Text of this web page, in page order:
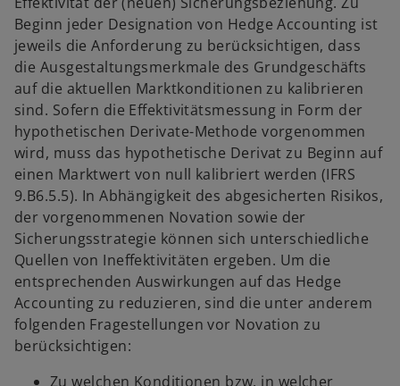
Beginn jeder Designation von Hedge Accounting ist
jeweils die Anforderung zu berücksichtigen, dass
die Ausgestaltungsmerkmale des Grundgeschäfts
auf die aktuellen Marktkonditionen zu kalibrieren
sind. Sofern die Effektivitätsmessung in Form der
hypothetischen Derivate-Methode vorgenommen
wird, muss das hypothetische Derivat zu Beginn auf
einen Marktwert von null kalibriert werden (IFRS
9.B6.5.5). In Abhängigkeit des abgesicherten Risikos,
der vorgenommenen Novation sowie der
Sicherungsstrategie können sich unterschiedliche
Quellen von Ineffektivitäten ergeben. Um die
entsprechenden Auswirkungen auf das Hedge
Accounting zu reduzieren, sind die unter anderem
folgenden Fragestellungen vor Novation zu
berücksichtigen:
Zu welchen Konditionen bzw. in welcher